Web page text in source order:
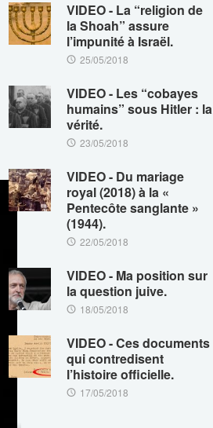
VIDEO - La “religion de
la Shoah” assure
l’impunité à Israël.
25/05/2018
VIDEO - Les “cobayes
humains” sous Hitler : la
vérité.
23/05/2018
VIDEO - Du mariage
royal (2018) à la «
Pentecôte sanglante »
(1944).
22/05/2018
VIDEO - Ma position sur
la question juive.
18/05/2018
VIDEO - Ces documents
qui contredisent
l’histoire officielle.
17/05/2018